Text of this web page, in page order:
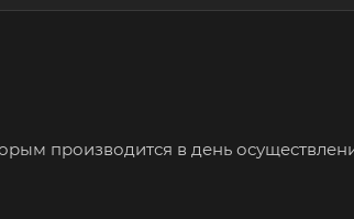
производится в день